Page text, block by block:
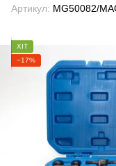
Артикул: MG50082/
ХІТ
−17%